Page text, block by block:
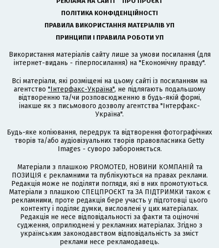
ПОЛІТИКА КОНФІДЕНЦІЙНОСТІ
ПРАВИЛА ВИКОРИСТАННЯ МАТЕРІАЛІВ УП
ПРИНЦИПИ І ПРАВИЛА РОБОТИ УП
Використання матеріалів сайту лише за умови посилання (для
інтернет-видань - гіперпосилання) на "Економічну правду".
Всі матеріали, які розміщені на цьому сайті із посиланням на
агентство "Інтерфакс-Україна", не підлягають подальшому
відтворенню та/чи розповсюдженню в будь-якій формі,
інакше як з письмового дозволу агентства "Інтерфакс-
Україна".
Будь-яке копіювання, передрук та відтворення фотографічних
творів та/або аудіовізуальних творів правовласника Getty
Images - суворо забороняється.
Матеріали з плашкою PROMOTED, НОВИНИ КОМПАНІЙ та
ПОЗИЦІЯ є рекламними та публікуються на правах реклами.
Редакція може не поділяти погляди, які в них промотуються.
Матеріали з плашкою СПЕЦПРОЄКТ та ЗА ПІДТРИМКИ також є
рекламними, проте редакція бере участь у підготовці цього
контенту і поділяє думки, висловлені у цих матеріалах.
Редакція не несе відповідальності за факти та оціночні
судження, оприлюднені у рекламних матеріалах. Згідно з
українським законодавством відповідальність за зміст
реклами несе рекламодавець.